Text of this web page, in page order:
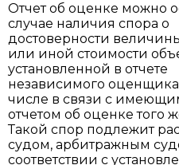
Отчет об оценке можно
случае наличия спора о
достоверности
или иной стоимости
установленной в отчете
независимого
числе в связи с
отчетом об оценке того
Такой спор подлежит
судом, арбитражным
соответствии с